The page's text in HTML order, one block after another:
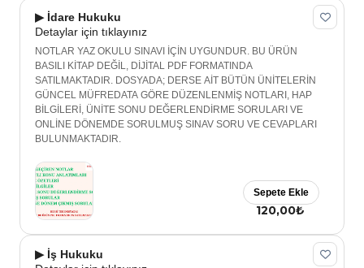
▶ İdare Hukuku
Detaylar için tıklayınız
NOTLAR YAZ OKULU SINAVI İÇİN UYGUNDUR. BU ÜRÜN
BASILI KİTAP DEĞİL, DİJİTAL PDF FORMATINDA
SATILMAKTADIR. DOSYADA; DERSE AİT BÜTÜN ÜNİTELERİN
GÜNCEL MÜFREDATA GÖRE DÜZENLENMİŞ NOTLARI, HAP
BİLGİLERİ, ÜNİTE SONU DEĞERLENDİRME SORULARI VE
ONLİNE DÖNEMDE SORULMUŞ SINAV SORU VE CEVAPLARI
BULUNMAKTADIR.
120,00₺
Sepete Ekle
▶ İş Hukuku